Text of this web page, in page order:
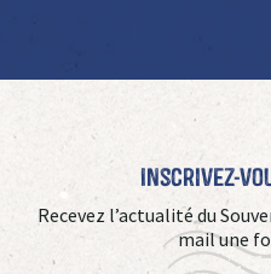
Inscrivez-
Recevez l’actualité du
mail une